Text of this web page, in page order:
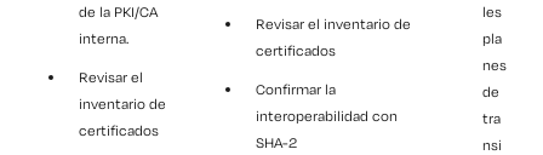
de la PKI/CA
interna.
Revisar el
inventario de
certificados
Revisar el inventario de
certificados
Confirmar la
interoperabilidad con
SHA-2
les
pla
nes
de
tra
nsi